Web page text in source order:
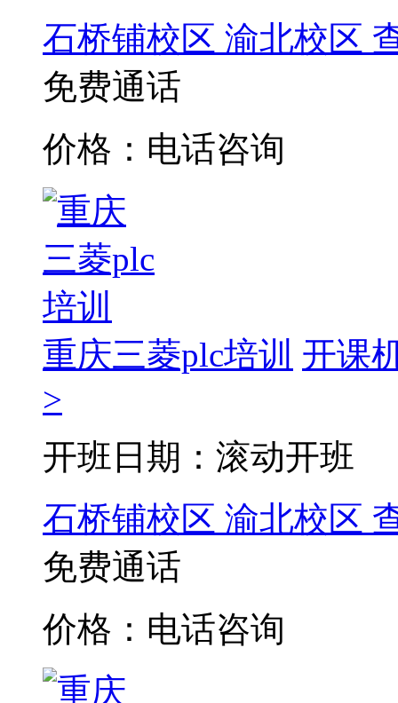
石桥铺校区 渝北校区
免费通话
价格：电话咨询
重庆三菱plc培训 开课
>
开班日期：滚动开班
石桥铺校区 渝北校区
免费通话
价格：电话咨询